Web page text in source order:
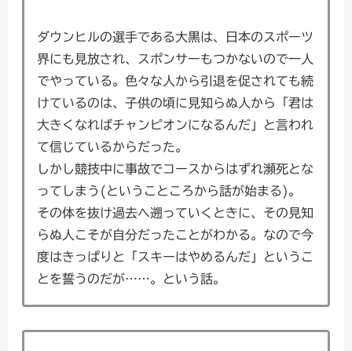
ダウンヒルの選手である大黒は、日本のスポーツ
界にも見放され、スポンサーもつかないので一人
でやっている。色々な人から引退を促されても続
けているのは、子供の頃に見知らぬ人から「君は
大きくなればチャンピオンになるんだ」と言われ
て信じているからだった。
しかし競技中に事故でコースからはずれ瀕死とな
ってしまう(ということころから話が始まる)。
その体を抜け過去へ遡っていくときに、その見知
らぬ人こそが自分だったことがわかる。なので今
度はきっぱりと「スキーはやめるんだ」というこ
とを誓うのだが……。という話。